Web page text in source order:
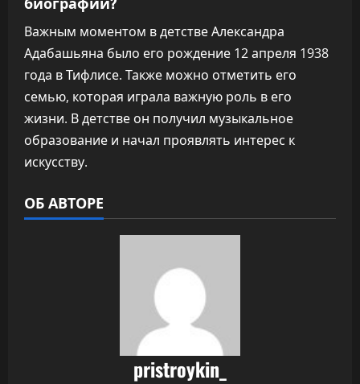
Важным моментом в детстве Александра
Адабашьяна было его рождение 12 апреля 1938
года в Тифлисе. Также можно отметить его
семью, которая играла важную роль в его
жизни. В детстве он получил музыкальное
образование и начал проявлять интерес к
искусству.
ОБ АВТОРЕ
pristroykin_